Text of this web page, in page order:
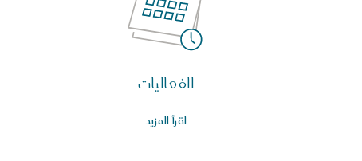
الفعاليات
اقرأ المزيد